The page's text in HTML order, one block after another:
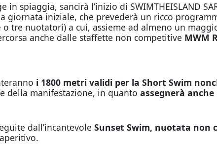
in spiaggia, sancirà l’inizio di SWIMTHEISLAND
iniziale, che prevederà un ricco
tre nuotatori) a cui, assieme ad almeno un
anche dalle staffette non competitive MWM
i 1800 metri validi per la Short Swim
della manifestazione, in quanto assegnerà anche
dall’incantevole Sunset Swim, nuotata non